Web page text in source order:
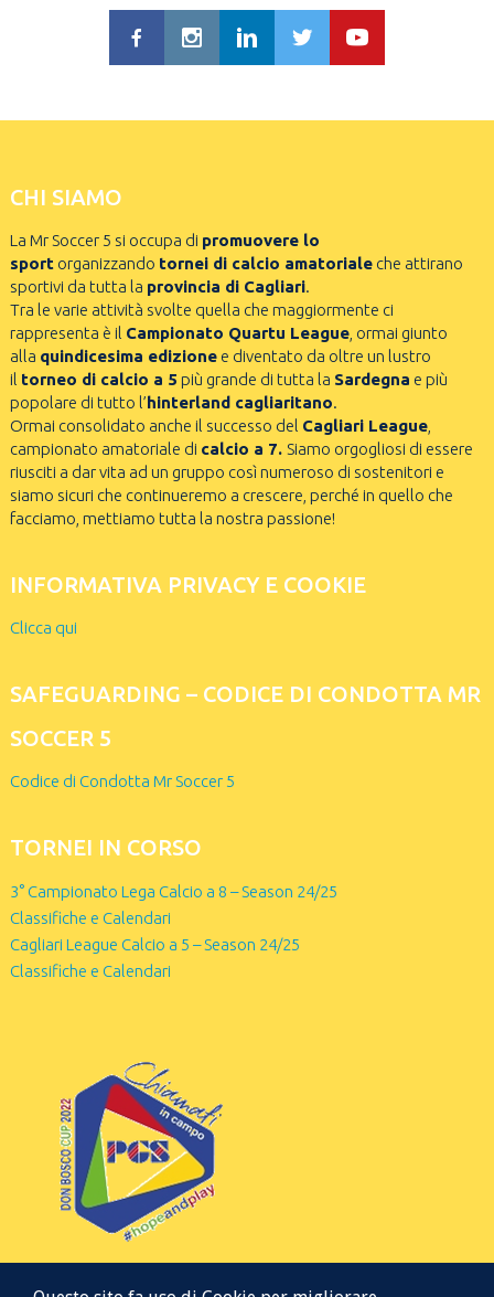
CHI SIAMO
La Mr Soccer 5 si occupa di promuovere lo
sportorganizzando tornei di calcio amatorialeche attirano
sportivi da tutta la provincia di Cagliari.
Tra le varie attività svolte quella che maggiormente ci
rappresenta è il Campionato Quartu League, ormai giunto
alla quindicesima edizionee diventato da oltre un lustro
il torneo di calcio a 5 più grande di tutta la Sardegna e più
popolare di tutto l’hinterland cagliaritano.
Ormai consolidato anche il successo del Cagliari League,
campionato amatoriale di calcio a 7. Siamo orgogliosi di essere
riusciti a dar vita ad un gruppo così numeroso di sostenitori e
siamo sicuri che continueremo a crescere, perché in quello che
facciamo, mettiamo tutta la nostra passione!
INFORMATIVA PRIVACY E COOKIE
Clicca qui
SAFEGUARDING – CODICE DI CONDOTTA MR
SOCCER 5
Codice di Condotta Mr Soccer 5
TORNEI IN CORSO
3° Campionato Lega Calcio a 8 – Season 24/25
Classifiche e Calendari
Cagliari League Calcio a 5 – Season 24/25
Classifiche e Calendari